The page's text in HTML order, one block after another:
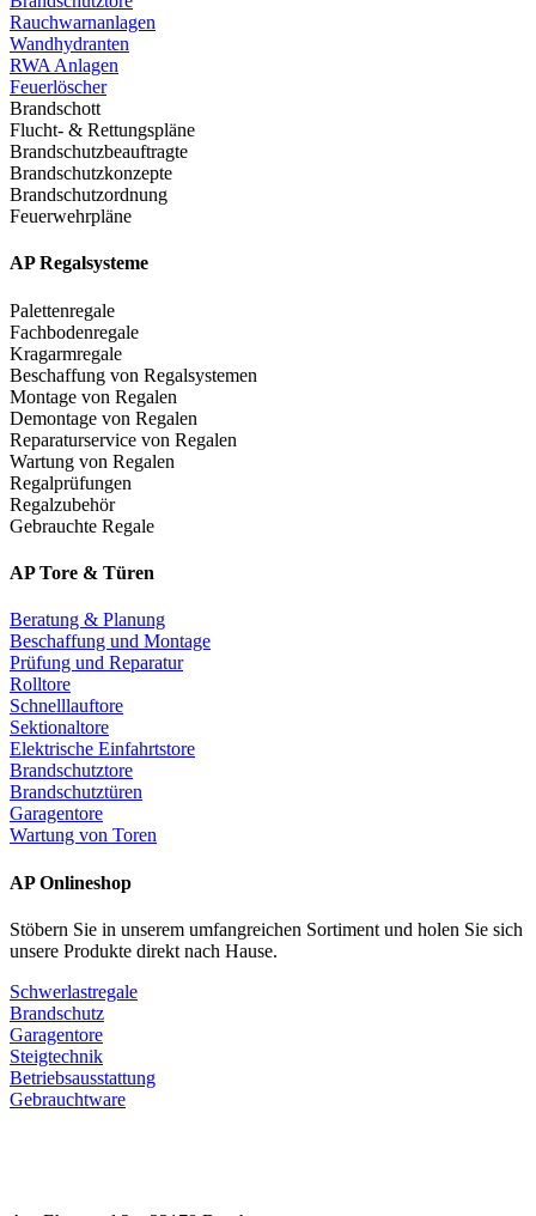
Rauchwarnanlagen
Wandhydranten
RWA Anlagen
Feuerlöscher
Brandschott
Flucht- & Rettungspläne
Brandschutzbeauftragte
Brandschutzkonzepte
Brandschutzordnung
Feuerwehrpläne
AP Regalsysteme
Palettenregale
Fachbodenregale
Kragarmregale
Beschaffung von Regalsystemen
Montage von Regalen
Demontage von Regalen
Reparaturservice von Regalen
Wartung von Regalen
Regalprüfungen
Regalzubehör
Gebrauchte Regale
AP Tore & Türen
Beratung & Planung
Beschaffung und Montage
Prüfung und Reparatur
Rolltore
Schnelllauftore
Sektionaltore
Elektrische Einfahrtstore
Brandschutztore
Brandschutztüren
Garagentore
Wartung von Toren
AP Onlineshop
Stöbern Sie in unserem umfangreichen Sortiment und holen Sie sich
unsere Produkte direkt nach Hause.
Schwerlastregale
Brandschutz
Garagentore
Steigtechnik
Betriebsausstattung
Gebrauchtware